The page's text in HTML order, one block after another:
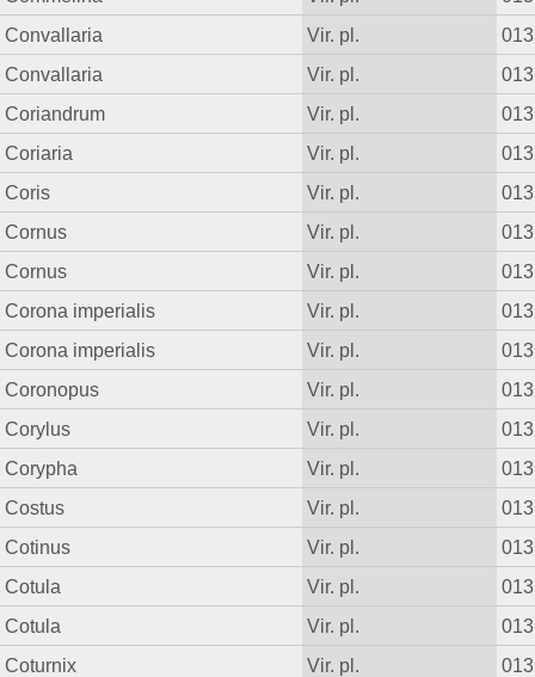
Convallaria
Vir. pl.
013
Convallaria
Vir. pl.
013
Coriandrum
Vir. pl.
013
Coriaria
Vir. pl.
013
Coris
Vir. pl.
013
Cornus
Vir. pl.
013
Cornus
Vir. pl.
013
Corona imperialis
Vir. pl.
013
Corona imperialis
Vir. pl.
013
Coronopus
Vir. pl.
013
Corylus
Vir. pl.
013
Corypha
Vir. pl.
013
Costus
Vir. pl.
013
Cotinus
Vir. pl.
013
Cotula
Vir. pl.
013
Cotula
Vir. pl.
013
Coturnix
Vir. pl.
013